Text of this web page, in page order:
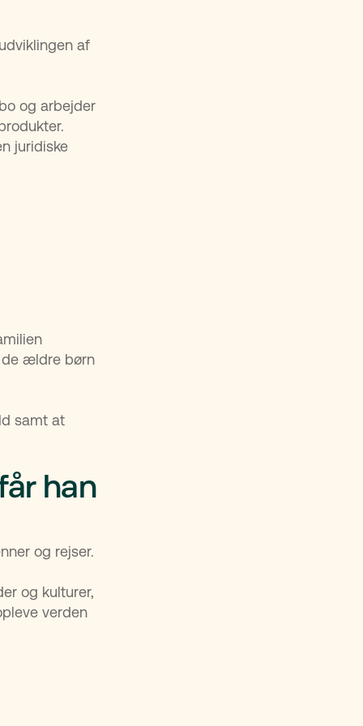
af
og arbejder
juridiske
ældre børn
samt at
han
og rejser.
og kulturer,
verden